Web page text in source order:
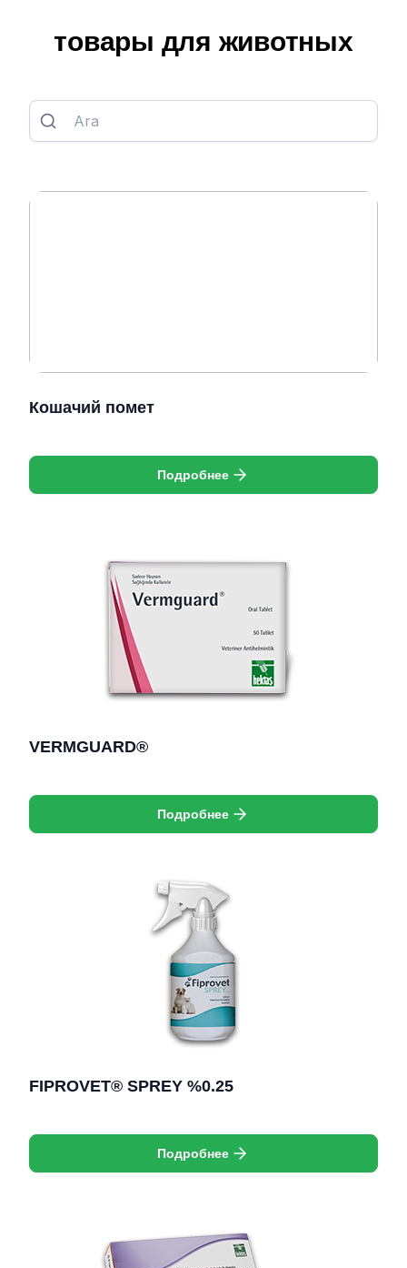
товары для животных
Кошачий помет
Подробнее
VERMGUARD®
Подробнее
FIPROVET® SPREY %0.25
Подробнее